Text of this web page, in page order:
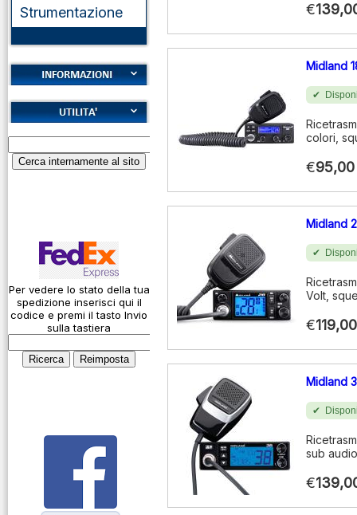
Strumentazione
Cookies
Diritto di recesso
Garanzie
Alfabeto Fonetico
ICAO
Codice Q
Come si usa un
cavo
Connessioni
microfoniche
Cosa è l' ADS-B
antenne e cavi
Servizio
Radioelettrico
Per vedere lo stato della tua
spedizione inserisci qui il
codice e premi il tasto Invio
sulla tastiera
€
Midland
colori,
€95,00
Midland
Volt,
€119,00
Midland
sub
€